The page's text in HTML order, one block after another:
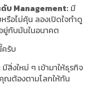
ดับ Management: มี
รือไม่คุ้น ลองเปิดใจทำดู
ยู่กับมันในอนาคต
ครับ
มีสิ่งใหม่ ๆ เข้ามาให้ธุรกิจ
ณต้องตามโลกให้ทัน